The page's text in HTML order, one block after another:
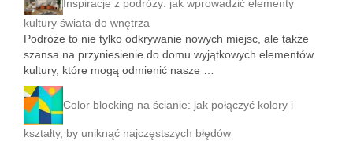
Inspiracje z podróży: jak wprowadzić elementy
kultury świata do wnętrza
Podróże to nie tylko odkrywanie nowych miejsc, ale także
szansa na przyniesienie do domu wyjątkowych elementów
kultury, które mogą odmienić nasze …
Color blocking na ścianie: jak połączyć kolory i
kształty, by uniknąć najczęstszych błędów